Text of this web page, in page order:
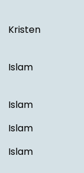
Kristen
Islam
Islam
Islam
Islam